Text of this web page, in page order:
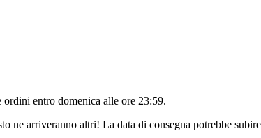
ordini entro domenica alle ore 23:59.
ne arriveranno altri! La data di consegna potrebbe